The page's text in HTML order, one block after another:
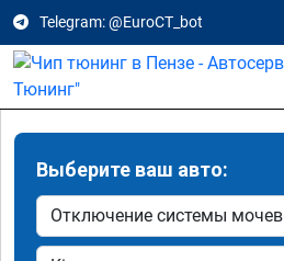
Telegram: @EuroCT_bot
Выберите ваш авто: